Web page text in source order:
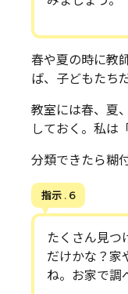
春や夏の時に教
ば、子どもたち
教室には春、夏
しておく。私は
分類できたら糊
指示 . 6
たくさん見つ
だけかな？家
ね。お家で調